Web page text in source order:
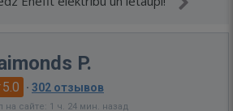
P.
5.0 · 302 отзывов
на сайте: 1 ч. 24 мин. назад